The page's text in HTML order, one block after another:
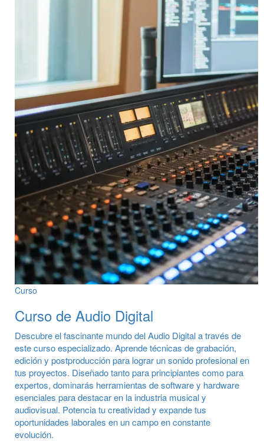
Curso
Curso de Audio Digital
Descubre el fascinante mundo del Audio Digital a través de
este curso especializado. Aprende técnicas de grabación,
edición y postproducción para lograr un sonido profesional en
tus proyectos. Diseñado tanto para principiantes como para
expertos, dominarás herramientas de software y hardware
esenciales para destacar en la industria musical y
audiovisual. Potencia tu creatividad y expande tus
oportunidades laborales en un campo en constante
evolución.